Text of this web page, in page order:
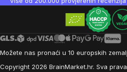
Možete nas pronaći u 10 europskih
Copyright 2026 BrainMarket.hr. Sva